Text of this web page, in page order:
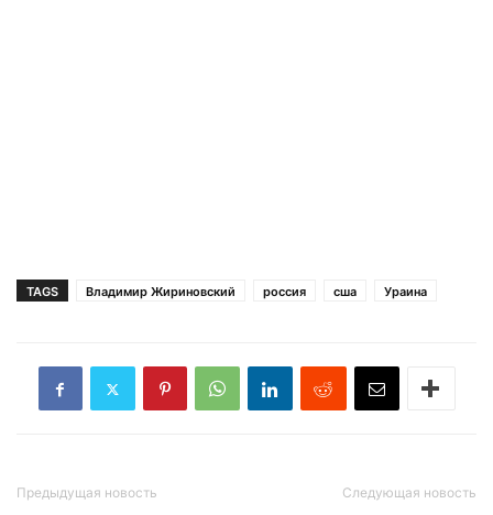
TAGS Владимир Жириновский россия сша Ураина
Предыдущая новость Следующая новость